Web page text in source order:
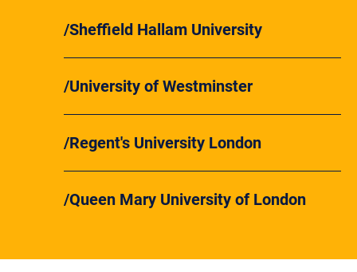
Sheffield Hallam University
University of Westminster
Regent's University London
Queen Mary University of London